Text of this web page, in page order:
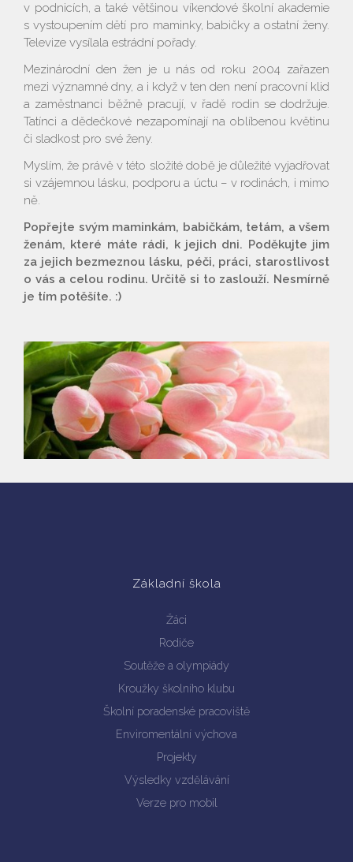
v podnicích, a také většinou víkendové školní akademie
s vystoupením dětí pro maminky, babičky a ostatní ženy.
Televize vysílala estrádní pořady.
Mezinárodní den žen je u nás od roku 2004 zařazen
mezi významné dny, a i když v ten den není pracovní klid
a zaměstnanci běžně pracují, v řadě rodin se dodržuje.
Tatínci a dědečkové nezapomínají na oblíbenou květinu
či sladkost pro své ženy.
Myslím, že právě v této složité době je důležité vyjadřovat
si vzájemnou lásku, podporu a úctu – v rodinách, i mimo
ně.
Popřejte svým maminkám, babičkám, tetám, a všem
ženám, které máte rádi, k jejich dni. Poděkujte jim
za jejich bezmeznou lásku, péči, práci, starostlivost
o vás a celou rodinu. Určitě si to zaslouží. Nesmírně
je tím potěšíte. :)
Základní škola
Žáci
Rodiče
Soutěže a olympiády
Kroužky školního klubu
Školní poradenské pracoviště
Enviromentální výchova
Projekty
Výsledky vzdělávání
Verze pro mobil